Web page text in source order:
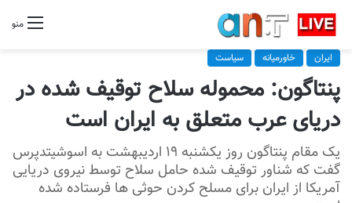
منو
ایران خاورمیانه سیاست
پنتاگون: محموله سلاح توقیف شده در
دریای عرب متعلق به ایران است
یک مقام پنتاگون روز یکشنبه ۱۹ اردیبهشت به اسوشیتدپرس
گفت که شناور توقیف شده حامل سلاح توسط نیروی دریایی
آمریکا از ایران برای مسلح کردن حوثی ها فرستاده شده